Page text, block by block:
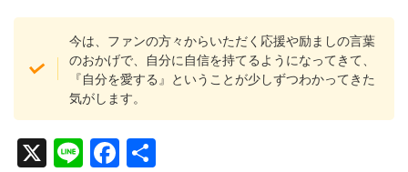
今は、ファンの方々からいただく応援や励ましの言葉
のおかげで、自分に自信を持てるようになってきて、
『自分を愛する』ということが少しずつわかってきた
気がします。
X
Li F